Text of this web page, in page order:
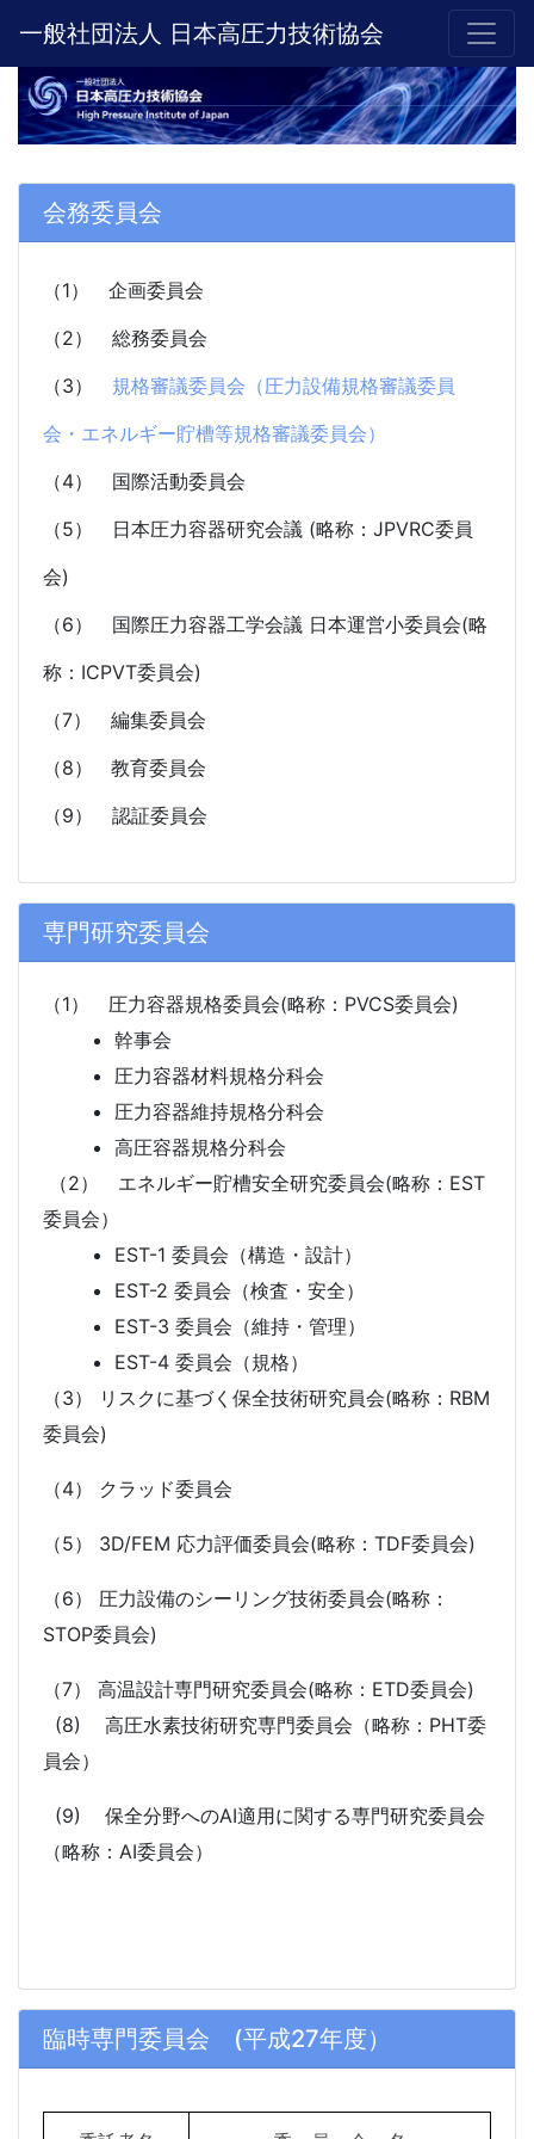
一般社団法人 日本高圧力技術協会
会務委員会
（1） 企画委員会
（2） 総務委員会
（3） 規格審議委員会（圧力設備規格審議委員
会・エネルギー貯槽等規格審議委員会）
（4） 国際活動委員会
（5） 日本圧力容器研究会議 (略称：JPVRC委員
会)
（6） 国際圧力容器工学会議 日本運営小委員会(略
称：ICPVT委員会)
（7） 編集委員会
（8） 教育委員会
（9） 認証委員会
専門研究委員会
（1） 圧力容器規格委員会(略称：PVCS委員会)
幹事会
圧力容器材料規格分科会
圧力容器維持規格分科会
高圧容器規格分科会
（2） エネルギー貯槽安全研究委員会(略称：EST
委員会）
EST-1 委員会（構造・設計）
EST-2 委員会（検査・安全）
EST-3 委員会（維持・管理）
EST-4 委員会（規格）
（3） リスクに基づく保全技術研究員会(略称：RBM
委員会)
（4） クラッド委員会
（5） 3D/FEM 応力評価委員会(略称：TDF委員会)
（6） 圧力設備のシーリング技術委員会(略称：
STOP委員会)
（7） 高温設計専門研究委員会(略称：ETD委員会)
(8)高圧水素技術研究専門委員会（略称：PHT委
員会）
(9)保全分野へのAI適用に関する専門研究委員会
（略称：AI委員会）
臨時専門委員会 (平成27年度）